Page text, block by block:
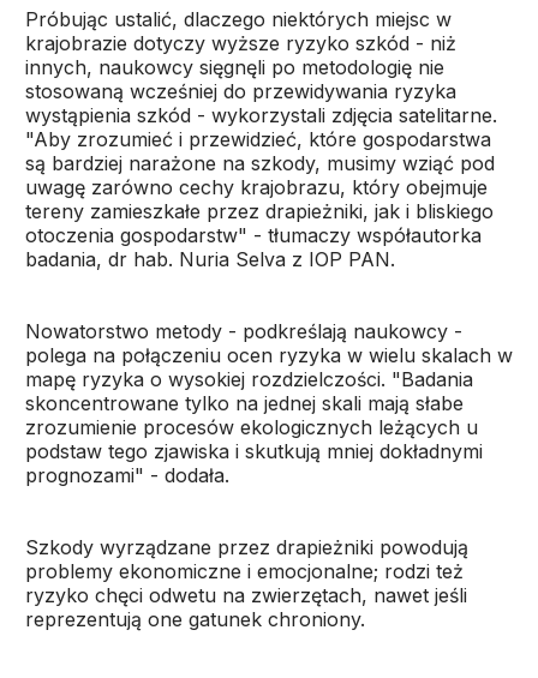
Próbując ustalić, dlaczego niektórych miejsc w
krajobrazie dotyczy wyższe ryzyko szkód - niż
innych, naukowcy sięgnęli po metodologię nie
stosowaną wcześniej do przewidywania ryzyka
wystąpienia szkód - wykorzystali zdjęcia satelitarne.
"Aby zrozumieć i przewidzieć, które gospodarstwa
są bardziej narażone na szkody, musimy wziąć pod
uwagę zarówno cechy krajobrazu, który obejmuje
tereny zamieszkałe przez drapieżniki, jak i bliskiego
otoczenia gospodarstw" - tłumaczy współautorka
badania, dr hab. Nuria Selva z IOP PAN.
Nowatorstwo metody - podkreślają naukowcy -
polega na połączeniu ocen ryzyka w wielu skalach w
mapę ryzyka o wysokiej rozdzielczości. "Badania
skoncentrowane tylko na jednej skali mają słabe
zrozumienie procesów ekologicznych leżących u
podstaw tego zjawiska i skutkują mniej dokładnymi
prognozami" - dodała.
Szkody wyrządzane przez drapieżniki powodują
problemy ekonomiczne i emocjonalne; rodzi też
ryzyko chęci odwetu na zwierzętach, nawet jeśli
reprezentują one gatunek chroniony.